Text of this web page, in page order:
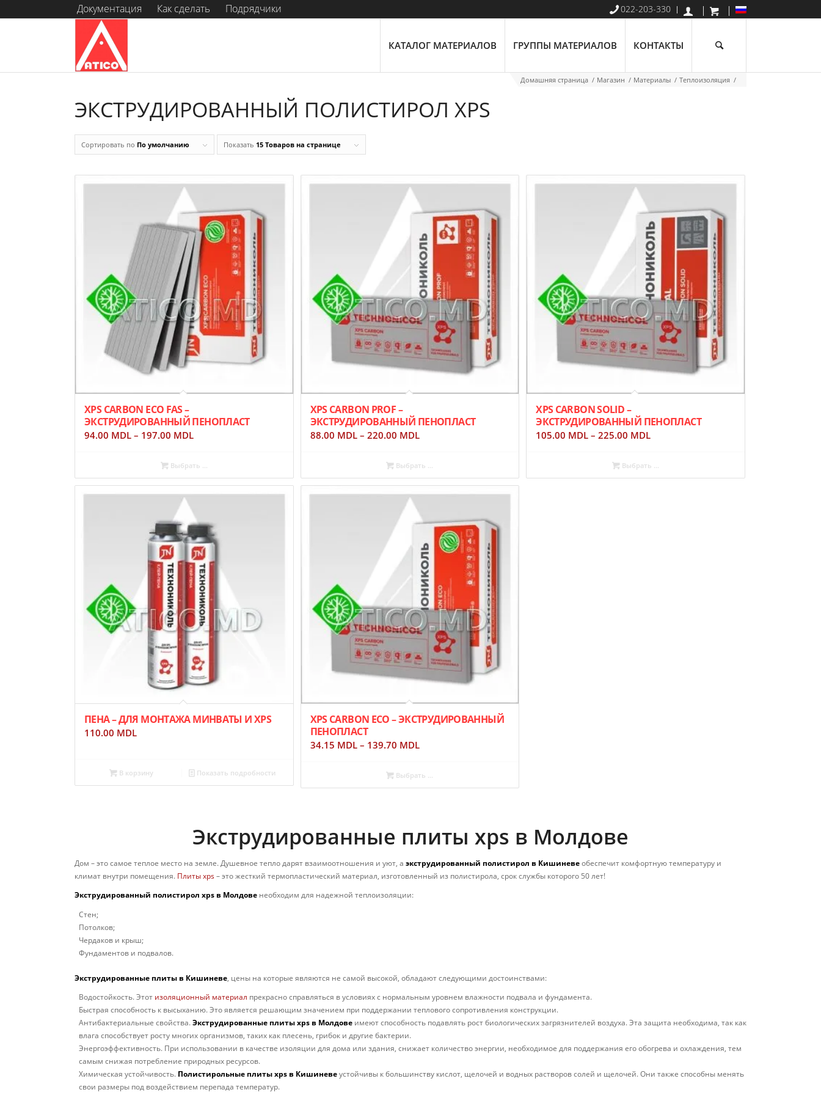
022-203-330
Документация Как сделать Подрядчики
КАТАЛОГ МАТЕРИАЛОВ ГРУППЫ МАТЕРИАЛОВ КОНТАКТЫ
Домашняя страница / Магазин / Материалы / Теплоизоляция /
ЭКСТРУДИРОВАННЫЙ ПОЛИСТИРОЛ XPS
Сортировать по По умолчанию Показать 15 Товаров на странице
XPS CARBON ECO FAS –
ЭКСТРУДИРОВАННЫЙ ПЕНОПЛАСТ
94.00 MDL – 197.00 MDL
Выбрать ...
XPS CARBON PROF –
ЭКСТРУДИРОВАННЫЙ ПЕНОПЛАСТ
88.00 MDL– 220.00 MDL
Выбрать ...
XPS CARBON SOLID –
ЭКСТРУДИРОВАННЫЙ ПЕНОПЛАСТ
105.00 MDL –225.00 MDL
Выбрать ...
ПЕНА – ДЛЯ МОНТАЖА МИНВАТЫ И XPS
110.00 MDL
В корзину Показать подробности
XPS CARBON ECO – ЭКСТРУДИРОВАННЫЙ
ПЕНОПЛАСТ
34.15 MDL– 139.70 MDL
Выбрать ...
Экструдированные плиты xps в Молдове
Дом – это самое теплое место на земле. Душевное тепло дарят взаимоотношения и уют, а экструдированный полистирол в Кишиневеобеспечит комфортную температуру и
климат внутри помещения. Плиты xps– это жесткий термопластический материал, изготовленный из полистирола, срок службы которого 50 лет!
Экструдированный полистирол xps в Молдове необходим для надежной теплоизоляции:
Стен;
Потолков;
Чердаков и крыш;
Фундаментов и подвалов.
Экструдированные плиты в Кишиневе, цены на которые являются не самой высокой, обладают следующими достоинствами:
Водостойкость. Этот изоляционный материал прекрасно справляться в условиях с нормальным уровнем влажности подвала и фундамента.
Быстрая способность к высыханию. Это является решающим значением при поддержании теплового сопротивления конструкции.
Антибактериальные свойства.Экструдированные плиты xps в Молдове имеют способность подавлять рост биологических загрязнителей воздуха. Эта защита необходима, так как
влага способствует росту многих организмов, таких как плесень, грибок и другие бактерии.
Энергоэффективность. При использовании в качестве изоляции для дома или здания, снижает количество энергии, необходимое для поддержания его обогрева и охлаждения, тем
самым снижая потребление природных ресурсов.
Химическая устойчивость. Полистирольные плиты xps в Кишиневеустойчивы к большинству кислот, щелочей и водных растворов солей и щелочей. Они также способны менять
свои размеры под воздействием перепада температур.